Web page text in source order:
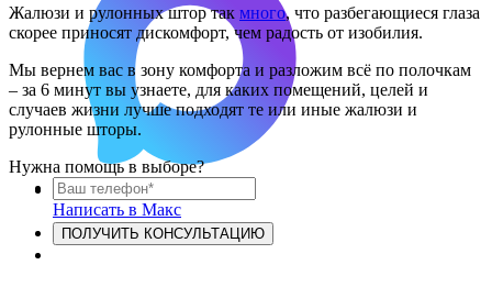
Написать в Макс
Жалюзи и рулонных штор так много, что разбегающиеся глаза
скорее приносят дискомфорт, чем радость от изобилия.
Мы вернем вас в зону комфорта и разложим всё по полочкам
– за 6 минут вы узнаете, для каких помещений, целей и
случаев жизни лучше подходят те или иные жалюзи и
рулонные шторы.
Нужна помощь в выборе?
ПОЛУЧИТЬ КОНСУЛЬТАЦИЮ